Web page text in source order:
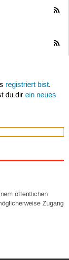
registriert bist.
du dir ein neues
öffentlichen
Zugang